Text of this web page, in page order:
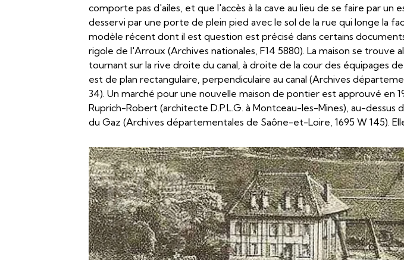
comporte pas d'ailes, et que l'accès à la cave au lieu de se faire par un
desservi par une porte de plein pied avec le sol de la rue qui longe la
modèle récent dont il est question est précisé dans certains
rigole de l'Arroux (Archives nationales, F14 5880). La maison se trouve
tournant sur la rive droite du canal, à droite de la cour des équipages
est de plan rectangulaire, perpendiculaire au canal (Archives
34). Un marché pour une nouvelle maison de pontier est approuvé en
Ruprich-Robert (architecte D.P.L.G. à Montceau-les-Mines), au-dessus
du Gaz (Archives départementales de Saône-et-Loire, 1695 W 145).